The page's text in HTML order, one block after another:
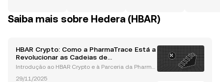
Saiba mais sobre Hedera (HBAR)
HBAR Crypto: Como a PharmaTrace Está a
Revolucionar as Cadeias de
Abastecimento Farmacêuticas com a
Introdução ao HBAR Crypto e à Parceria da Pharma
29/11/2025